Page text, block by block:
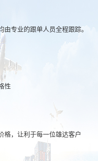
由专业的跟单人员全程跟踪。
性
格，让利于每一位雄达客户